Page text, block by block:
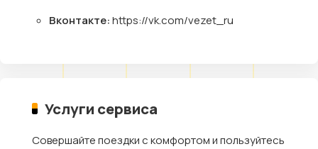
Вконтакте:https://vk.com/vezet_ru
Услуги сервиса
Совершайте поездки с комфортом и пользуйтесь